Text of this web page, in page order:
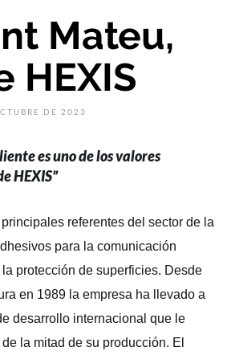
Mateu,
HEXIS
DE 2023
es uno de los valores
HEXIS”
referentes del sector de la
para la comunicación
protección de superficies. Desde
en 1989 la empresa ha llevado a
desarrollo internacional que le
la mitad de su producción. El